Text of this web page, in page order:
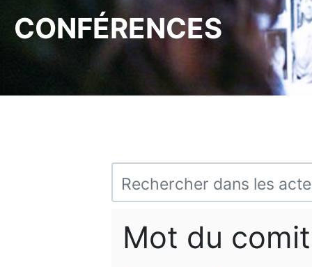
CONFÉRENCES
Mot du